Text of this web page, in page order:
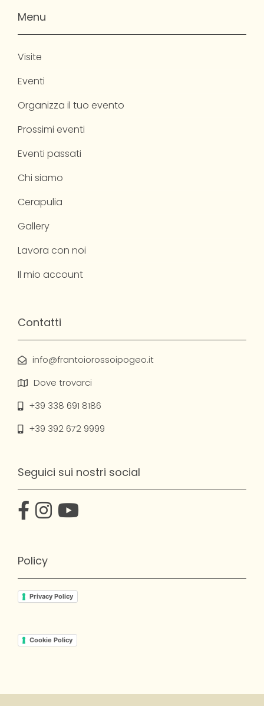
Menu
Visite
Eventi
Organizza il tuo evento
Prossimi eventi
Eventi passati
Chi siamo
Cerapulia
Gallery
Lavora con noi
Il mio account
Contatti
info@frantoiorossoipogeo.it
Dove trovarci
+39 338 691 8186
+39 392 672 9999
Seguici sui nostri social
Policy
Privacy Policy
Cookie Policy